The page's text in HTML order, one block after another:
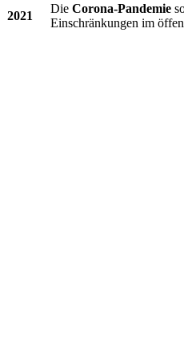
2021
Die Corona-Pandemie
Einschränkungen im